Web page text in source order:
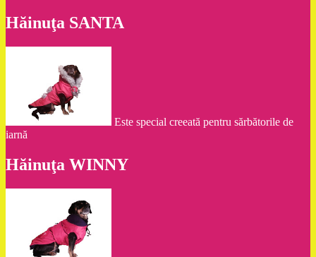
Hăinuţa SANTA
Este special creeată pentru sărbătorile de
iarnă
Hăinuţa WINNY